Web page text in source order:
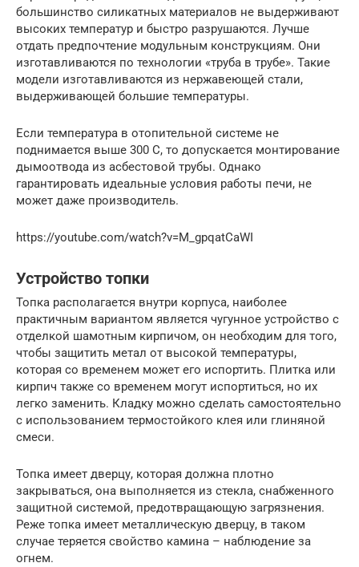
большинство силикатных материалов не выдерживают
высоких температур и быстро разрушаются. Лучше
отдать предпочтение модульным конструкциям. Они
изготавливаются по технологии «труба в трубе». Такие
модели изготавливаются из нержавеющей стали,
выдерживающей большие температуры.
Если температура в отопительной системе не
поднимается выше 300 С, то допускается монтирование
дымоотвода из асбестовой трубы. Однако
гарантировать идеальные условия работы печи, не
может даже производитель.
https://youtube.com/watch?v=M_gpqatCaWI
Устройство топки
Топка располагается внутри корпуса, наиболее
практичным вариантом является чугунное устройство с
отделкой шамотным кирпичом, он необходим для того,
чтобы защитить метал от высокой температуры,
которая со временем может его испортить. Плитка или
кирпич также со временем могут испортиться, но их
легко заменить. Кладку можно сделать самостоятельно
с использованием термостойкого клея или глиняной
смеси.
Топка имеет дверцу, которая должна плотно
закрываться, она выполняется из стекла, снабженного
защитной системой, предотвращающую загрязнения.
Реже топка имеет металлическую дверцу, в таком
случае теряется свойство камина – наблюдение за
огнем.